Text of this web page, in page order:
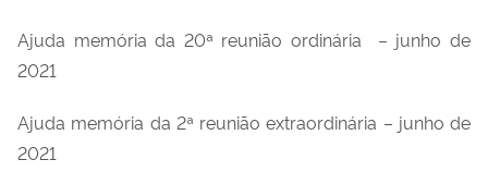
Ajuda memória da 20ª reunião ordinária – junho de
2021
Ajuda memória da 2ª reunião extraordinária – junho de
2021